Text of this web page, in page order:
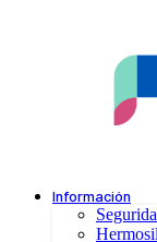
Información